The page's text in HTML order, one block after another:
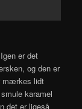
er det
og den er
mærkes lidt
karamel
det er ligeså